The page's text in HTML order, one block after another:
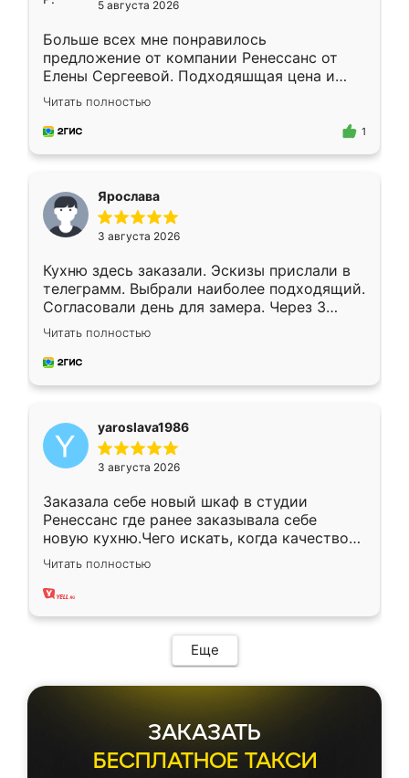
5 августа 2026
Больше всех мне понравилось
предложение от компании Ренессанс от
Елены Сергеевой. Подходяшщая цена и
короткие сроки изготовления. Приехавший
для замера сотрудник Владислав
предложил по моему эскизу самый
Читать полностью
1
Ярослава
3 августа 2026
Кухню здесь заказали. Эскизы прислали в
телеграмм. Выбрали наиболее подходящий.
Согласовали день для замера. Через 3
недели кухня была уже готова. Остались
довольны работой. Спасибо Ренессанс
мебель за качественную работу!
Читать полностью
yaroslava1986
3 августа 2026
Заказала себе новый шкаф в студии
Ренессанс где ранее заказывала себе
новую кухню.Чего искать, когда качеством
вполне довольна. Служит кухня уже почти
два года, нареканий нет.
Читать полностью
Еще
ЗАКАЗАТЬ
БЕСПЛАТНОЕ ТАКСИ